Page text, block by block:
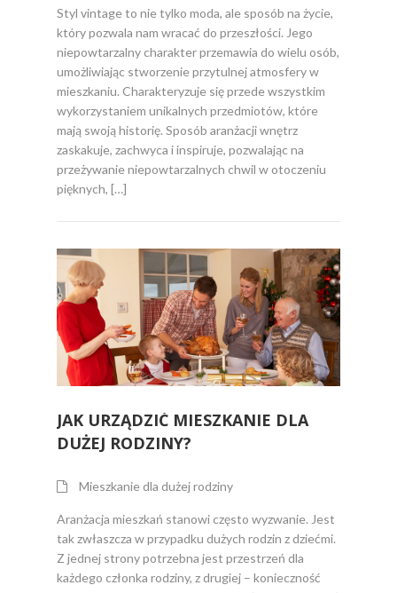
Styl vintage to nie tylko moda, ale sposób na życie,
który pozwala nam wracać do przeszłości. Jego
niepowtarzalny charakter przemawia do wielu osób,
umożliwiając stworzenie przytulnej atmosfery w
mieszkaniu. Charakteryzuje się przede wszystkim
wykorzystaniem unikalnych przedmiotów, które
mają swoją historię. Sposób aranżacji wnętrz
zaskakuje, zachwyca i inspiruje, pozwalając na
przeżywanie niepowtarzalnych chwil w otoczeniu
pięknych, […]
JAK URZĄDZIĆ MIESZKANIE DLA
DUŻEJ RODZINY?
Mieszkanie dla dużej rodziny
Aranżacja mieszkań stanowi często wyzwanie. Jest
tak zwłaszcza w przypadku dużych rodzin z dziećmi.
Z jednej strony potrzebna jest przestrzeń dla
każdego członka rodziny, z drugiej – konieczność